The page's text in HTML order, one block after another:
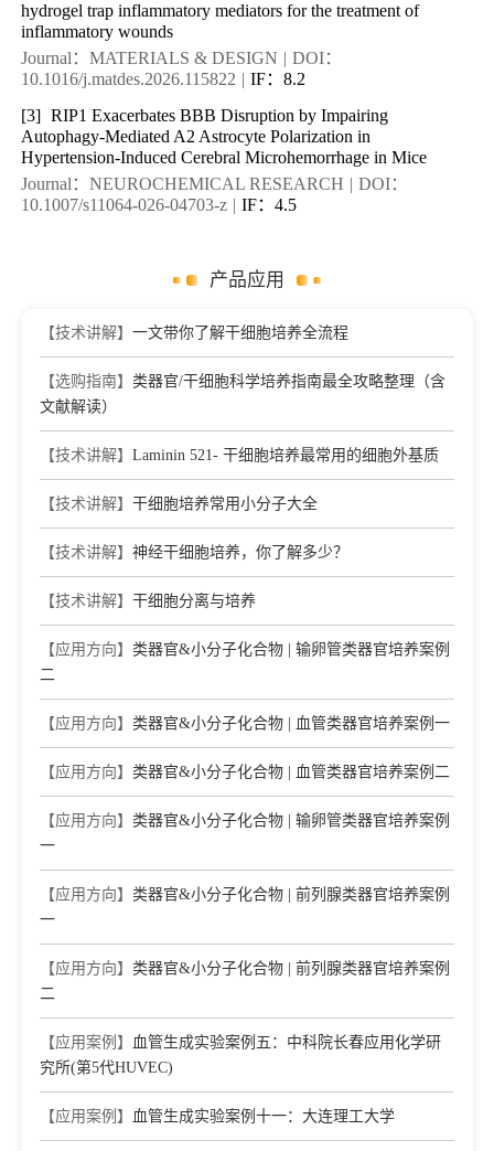
hydrogel trap inflammatory mediators for the treatment of
inflammatory wounds
Journal：MATERIALS & DESIGN | DOI：
10.1016/j.matdes.2026.115822 | IF：8.2
[3] RIP1 Exacerbates BBB Disruption by Impairing
Autophagy-Mediated A2 Astrocyte Polarization in
Hypertension-Induced Cerebral Microhemorrhage in Mice
Journal：NEUROCHEMICAL RESEARCH | DOI：
10.1007/s11064-026-04703-z | IF：4.5
产品应用
【技术讲解】 一文带你了解干细胞培养全流程
【选购指南】 类器官/干细胞科学培养指南最全攻略整理（含
文献解读）
【技术讲解】 Laminin 521- 干细胞培养最常用的细胞外基质
【技术讲解】 干细胞培养常用小分子大全
【技术讲解】 神经干细胞培养，你了解多少？
【技术讲解】 干细胞分离与培养
【应用方向】 类器官&小分子化合物 | 输卵管类器官培养案例
二
【应用方向】 类器官&小分子化合物 | 血管类器官培养案例一
【应用方向】 类器官&小分子化合物 | 血管类器官培养案例二
【应用方向】 类器官&小分子化合物 | 输卵管类器官培养案例
一
【应用方向】 类器官&小分子化合物 | 前列腺类器官培养案例
一
【应用方向】 类器官&小分子化合物 | 前列腺类器官培养案例
二
【应用案例】
血管生成实验案例五：中科院长春应用化学研
究所(第5代HUVEC)
【应用案例】 血管生成实验案例十一：大连理工大学